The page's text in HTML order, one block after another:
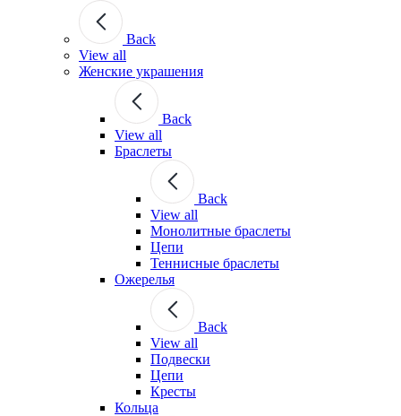
Back
View all
Женские украшения
Back
View all
Браслеты
Back
View all
Монолитные браслеты
Цепи
Теннисные браслеты
Ожерелья
Back
View all
Подвески
Цепи
Кресты
Кольца